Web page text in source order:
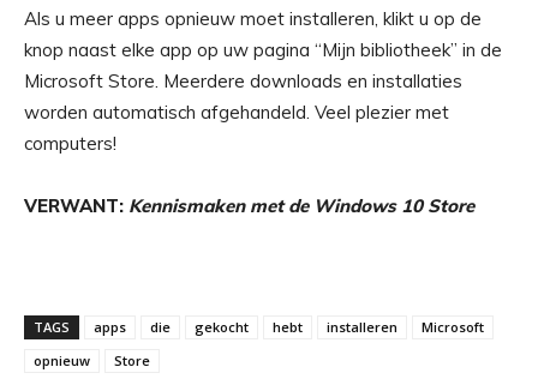
Als u meer apps opnieuw moet installeren, klikt u op de
knop naast elke app op uw pagina “Mijn bibliotheek” in de
Microsoft Store. Meerdere downloads en installaties
worden automatisch afgehandeld. Veel plezier met
computers!
VERWANT: Kennismaken met de Windows 10 Store
TAGS apps die gekocht hebt installeren
Microsoft
opnieuw
Store